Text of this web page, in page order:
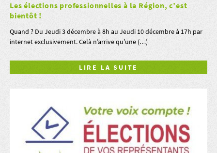
Les élections professionnelles à la Région, c’est
bientôt !
Quand ? Du Jeudi 3 décembre à 8h au Jeudi 10 décembre à 17h par
internet exclusivement. Celà n’arrive qu’une (…)
LIRE LA SUITE